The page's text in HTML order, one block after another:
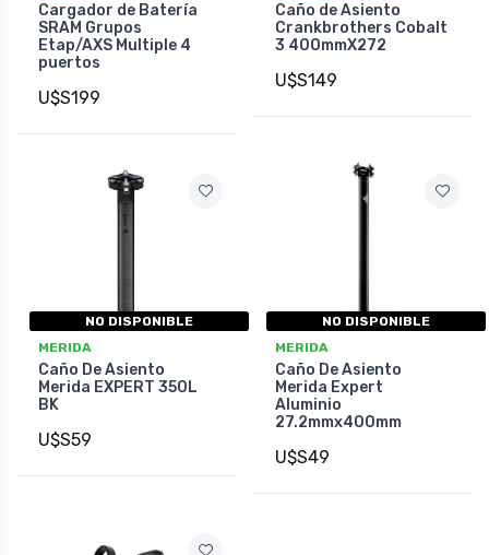
Cargador de Batería
SRAM Grupos
Etap/AXS Multiple 4
puertos
U$S199
Caño de Asiento
Crankbrothers Cobalt
3 400mmX272
U$S149
NO DISPONIBLE
MERIDA
Caño De Asiento
Merida EXPERT 350L
BK
U$S59
NO DISPONIBLE
MERIDA
Caño De Asiento
Merida Expert
Aluminio
27.2mmx400mm
U$S49